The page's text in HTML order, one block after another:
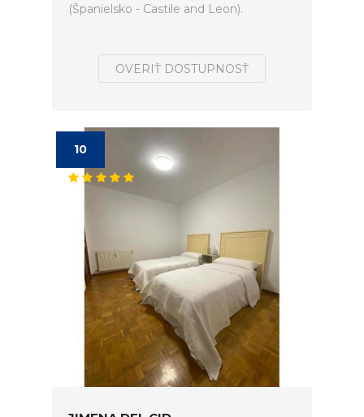
(Španielsko - Castile and Leon).
OVERIŤ DOSTUPNOSŤ
10